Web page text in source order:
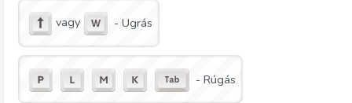
vagy - Ugrás
- Rúgás